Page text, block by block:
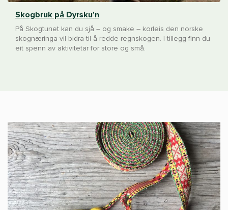
Skogbruk på Dyrsku'n
På Skogtunet kan du sjå – og smake – korleis den norske
skognæringa vil bidra til å redde regnskogen. I tillegg finn du
eit spenn av aktivitetar for store og små.